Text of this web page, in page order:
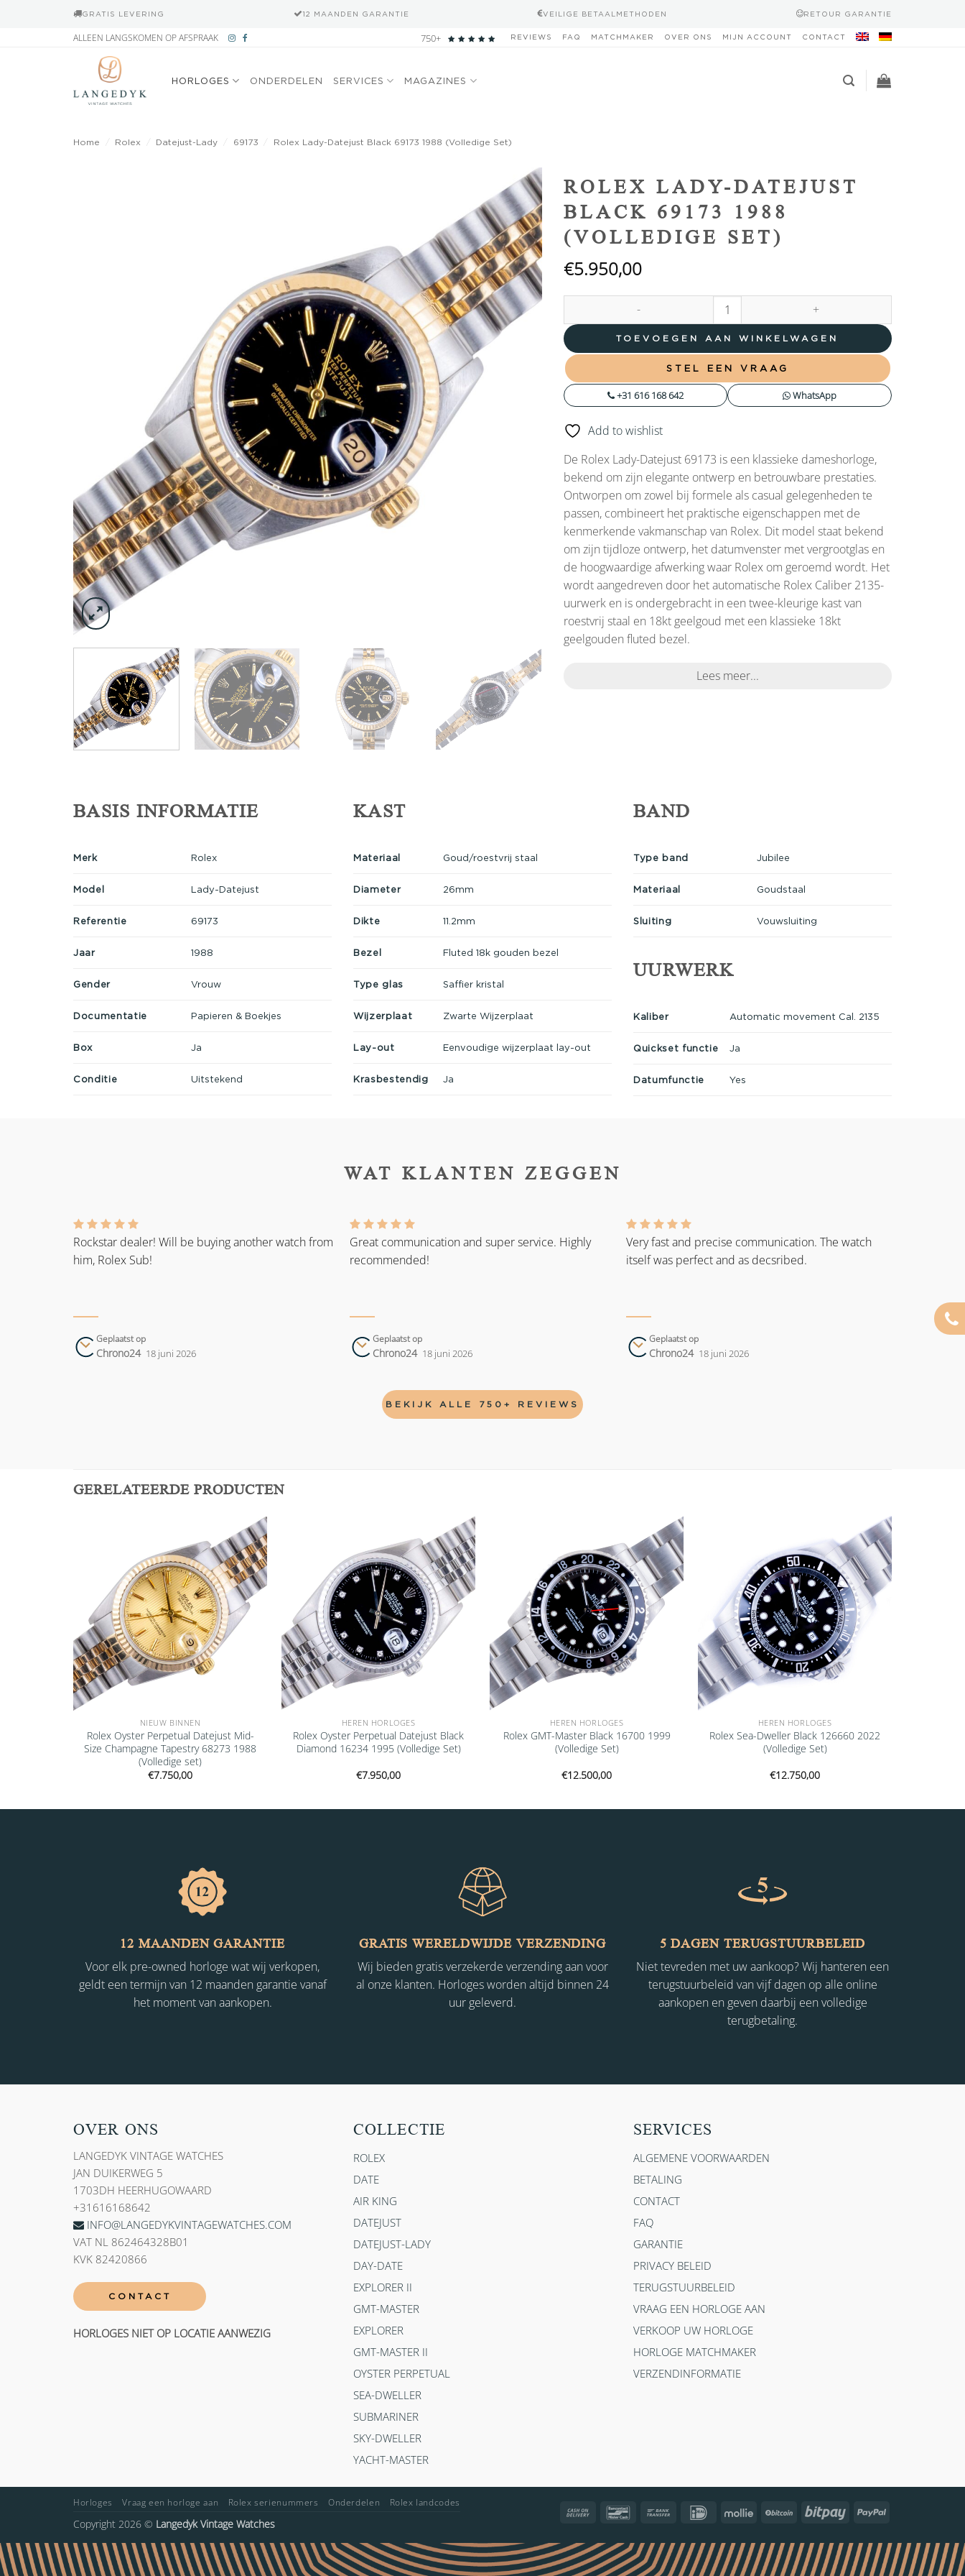
GRATIS LEVERING 12 MAANDEN GARANTIE VEILIGE BETAALMETHODEN RETOUR GARANTIE
ALLEEN LANGSKOMEN OP AFSPRAAK 750+ REVIEWS FAQ MATCHMAKER OVER ONS MIJN ACCOUNT CONTACT
HORLOGES ONDERDELEN SERVICES MAGAZINES
Home Rolex Datejust-Lady 69173 Rolex Lady-Datejust Black 69173 1988 (Volledige Set)
Add to
wishlist
ROLEX LADY-DATEJUST
BLACK 69173 1988
(VOLLEDIGE SET)
€5.950,00
Rolex Lady-Datejust Black 69173 1988 (Volledige Set) aantal
TOEVOEGEN AAN WINKELWAGEN
STEL EEN VRAAG
+31 616 168 642 WhatsApp
Add to wishlist
De Rolex Lady-Datejust 69173 is een klassieke dameshorloge,
bekend om zijn elegante ontwerp en betrouwbare prestaties.
Ontworpen om zowel bij formele als casual gelegenheden te
passen, combineert het praktische eigenschappen met de
kenmerkende vakmanschap van Rolex. Dit model staat bekend
om zijn tijdloze ontwerp, het datumvenster met vergrootglas en
de hoogwaardige afwerking waar Rolex om geroemd wordt. Het
wordt aangedreven door het automatische Rolex Caliber 2135-
uurwerk en is ondergebracht in een twee-kleurige kast van
roestvrij staal en 18kt geelgoud met een klassieke 18kt
geelgouden fluted bezel.
Lees meer...
BASIS INFORMATIE
Merk Rolex
Model Lady-Datejust
Referentie 69173
Jaar 1988
Gender Vrouw
Documentatie Papieren & Boekjes
Box Ja
Conditie Uitstekend
KAST
Materiaal Goud/roestvrij staal
Diameter 26mm
Dikte 11.2mm
Bezel Fluted 18k gouden bezel
Type glas Saffier kristal
Wijzerplaat Zwarte Wijzerplaat
Lay-out Eenvoudige wijzerplaat lay-out
Krasbestendig Ja
BAND
Type band Jubilee
Materiaal Goudstaal
Sluiting Vouwsluiting
UURWERK
Kaliber Automatic movement Cal. 2135
Quickset functie Ja
Datumfunctie Yes
WAT KLANTEN ZEGGEN
Rockstar dealer! Will be buying another watch from
him, Rolex Sub!
Geplaatst op
Chrono24 18 juni 2026
Great communication and super service. Highly
recommended!
Geplaatst op
Chrono24 18 juni 2026
Very fast and precise communication. The watch
itself was perfect and as decsribed.
Geplaatst op
Chrono24 18 juni 2026
BEKIJK ALLE 750+ REVIEWS
GERELATEERDE PRODUCTEN
Add to
wishlist
NIEUW BINNEN
Rolex Oyster Perpetual Datejust Mid-
Size Champagne Tapestry 68273 1988
(Volledige set)
€7.750,00
Add to
wishlist
HEREN HORLOGES
Rolex Oyster Perpetual Datejust Black
Diamond 16234 1995 (Volledige Set)
€7.950,00
Add to
wishlist
HEREN HORLOGES
Rolex GMT-Master Black 16700 1999
(Volledige Set)
€12.500,00
Add to
wishlist
HEREN HORLOGES
Rolex Sea-Dweller Black 126660 2022
(Volledige Set)
€12.750,00
12 MAANDEN GARANTIE
Voor elk pre-owned horloge wat wij verkopen,
geldt een termijn van 12 maanden garantie vanaf
het moment van aankopen.
GRATIS WERELDWIJDE VERZENDING
Wij bieden gratis verzekerde verzending aan voor
al onze klanten. Horloges worden altijd binnen 24
uur geleverd.
5 DAGEN TERUGSTUURBELEID
Niet tevreden met uw aankoop? Wij hanteren een
terugstuurbeleid van vijf dagen op alle online
aankopen en geven daarbij een volledige
terugbetaling.
OVER ONS
LANGEDYK VINTAGE WATCHES
JAN DUIKERWEG 5
1703DH HEERHUGOWAARD
+31616168642
INFO@LANGEDYKVINTAGEWATCHES.COM
VAT NL 862464328B01
KVK 82420866
CONTACT
HORLOGES NIET OP LOCATIE AANWEZIG
COLLECTIE
ROLEX
DATE
AIR KING
DATEJUST
DATEJUST-LADY
DAY-DATE
EXPLORER II
GMT-MASTER
EXPLORER
GMT-MASTER II
OYSTER PERPETUAL
SEA-DWELLER
SUBMARINER
SKY-DWELLER
YACHT-MASTER
SERVICES
ALGEMENE VOORWAARDEN
BETALING
CONTACT
FAQ
GARANTIE
PRIVACY BELEID
TERUGSTUURBELEID
VRAAG EEN HORLOGE AAN
VERKOOP UW HORLOGE
HORLOGE MATCHMAKER
VERZENDINFORMATIE
Cash
Delivery
Bancontact Bank
IDeal Mollie BitCoin Bitpay PayPal
Horloges Vraag een horloge aan Rolex serienummers Onderdelen Rolex landcodes
Copyright 2026 © Langedyk Vintage Watches